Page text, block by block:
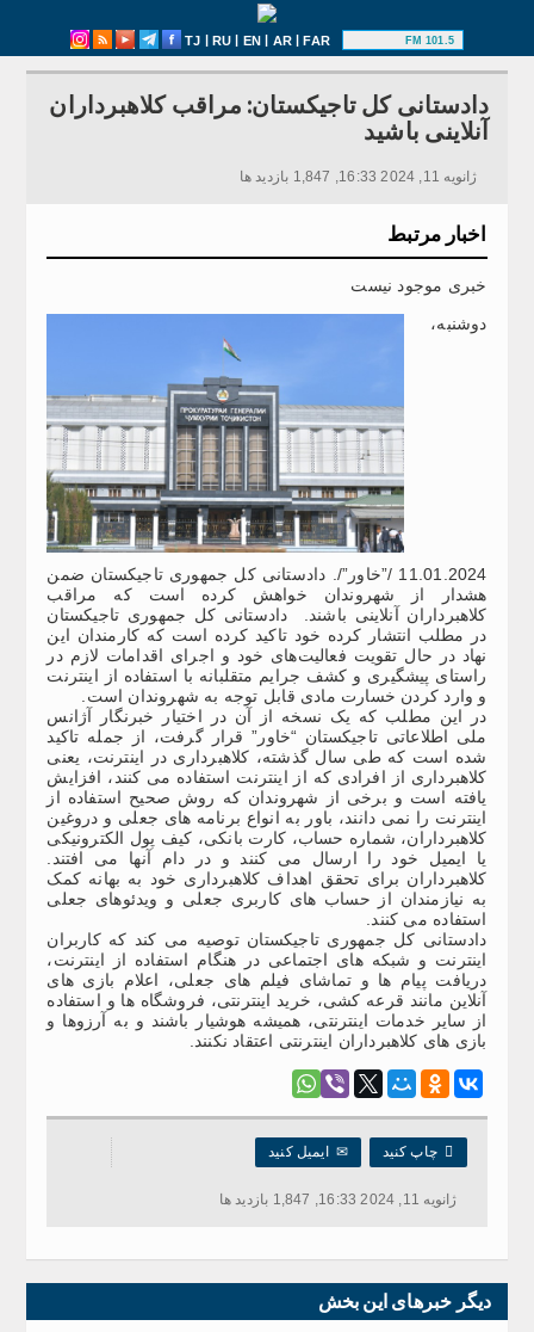
TJ | RU | EN | AR|FAR 101.5 FM
دادستانی کل تاجیکستان: مراقب کلاهبرداران
آنلاینی باشید
ژانویه 11, 2024 16:33, 1,847 بازدید ها
اخبار مرتبط
خبری موجود نیست
دوشنبه،
11.01.2024 /”خاور”/. دادستانی کل جمهوری تاجیکستان ضمن
هشدار از شهروندان خواهش کرده است که مراقب
کلاهبرداران آنلاینی باشند. دادستانی کل جمهوری تاجیکستان
در مطلب انتشار کرده خود تاکید کرده است که کارمندان این
نهاد در حال تقویت فعالیت‌های خود و اجرای اقدامات لازم در
راستای پیشگیری و کشف جرایم متقلبانه با استفاده از اینترنت
و وارد کردن خسارت مادی قابل توجه به شهروندان است.
در این مطلب که یک نسخه از آن در اختیار خبرنگار آژانس
ملی اطلاعاتی تاجیکستان “خاور” قرار گرفت، از جمله تاکید
شده است که طی سال گذشته، کلاهبرداری در اینترنت، یعنی
کلاهبرداری از افرادی که از اینترنت استفاده می کنند، افزایش
یافته است و برخی از شهروندان که روش صحیح استفاده از
اینترنت را نمی دانند، باور به انواع برنامه های جعلی و دروغین
کلاهبرداران، شماره حساب، کارت بانکی، کیف پول الکترونیکی
یا ایمیل خود را ارسال می کنند و در دام آنها می افتند.
کلاهبرداران برای تحقق اهداف کلاهبرداری خود به بهانه کمک
به نیازمندان از حساب های کاربری جعلی و ویدئوهای جعلی
استفاده می کنند.
دادستانی کل جمهوری تاجیکستان توصیه می کند که کاربران
اینترنت و شبکه های اجتماعی در هنگام استفاده از اینترنت،
دریافت پیام ها و تماشای فیلم های جعلی، اعلام بازی های
آنلاین مانند قرعه کشی، خرید اینترنتی، فروشگاه ها و استفاده
از سایر خدمات اینترنتی، همیشه هوشیار باشند و به آرزوها و
بازی های کلاهبرداران اینترنتی اعتقاد نکنند.
 چاپ کنید ✉ایمیل کنید
ژانویه 11, 2024 16:33, 1,847 بازدید ها
دیگر خبرهای این بخش